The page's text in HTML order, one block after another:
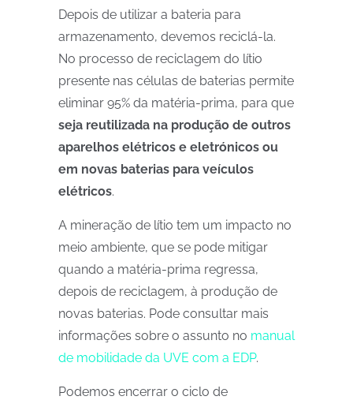
Depois de utilizar a bateria para
armazenamento, devemos reciclá-la.
No processo de reciclagem do lítio
presente nas células de baterias permite
eliminar 95% da matéria-prima, para que
seja reutilizada na produção de outros
aparelhos elétricos e eletrónicos ou
em novas baterias para veículos
elétricos.
A mineração de lítio tem um impacto no
meio ambiente, que se pode mitigar
quando a matéria-prima regressa,
depois de reciclagem, à produção de
novas baterias. Pode consultar mais
informações sobre o assunto no manual
de mobilidade da UVE com a EDP.
Podemos encerrar o ciclo de